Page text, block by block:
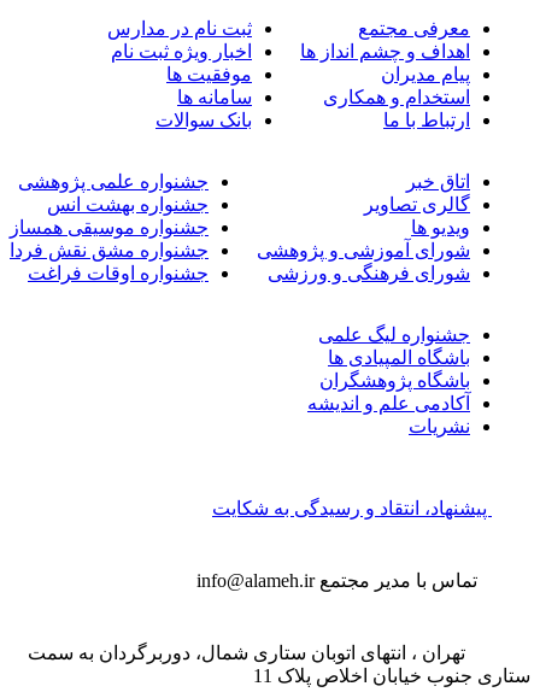
معرفی مجتمع
اهداف و چشم انداز ها
پیام مدیران
استخدام و همکاری
ارتباط با ما
ثبت نام در مدارس
اخبار ویژه ثبت نام
موفقیت ها
سامانه ها
بانک سوالات
اتاق خبر
گالری تصاویر
ویدیو ها
شورای آموزشی و پژوهشی
شورای فرهنگی و ورزشی
جشنواره علمی پژوهشی
جشنواره بهشت انس
جشنواره موسیقی همساز
جشنواره مشق نقش فردا
جشنواره اوقات فراغت
جشنواره لیگ علمی
باشگاه المپیادی ها
باشگاه پژوهشگران
آکادمی علم و اندیشه
نشریات
پیشنهاد، انتقاد و رسیدگی به شکایت
تماس با مدیر مجتمعinfo@alameh.ir
تهران ، انتهای اتوبان ستاری شمال، دوربرگردان به سمت
جنوب خیابان اخلاص پلاک 11